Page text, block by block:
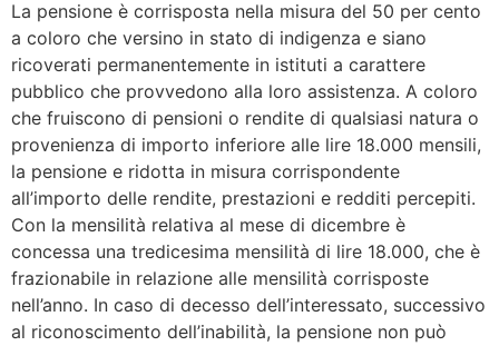
La pensione è corrisposta nella misura del 50 per cento
a coloro che versino in stato di indigenza e siano
ricoverati permanentemente in istituti a carattere
pubblico che provvedono alla loro assistenza. A coloro
che fruiscono di pensioni o rendite di qualsiasi natura o
provenienza di importo inferiore alle lire 18.000 mensili,
la pensione e ridotta in misura corrispondente
all’importo delle rendite, prestazioni e redditi percepiti.
Con la mensilità relativa al mese di dicembre è
concessa una tredicesima mensilità di lire 18.000, che è
frazionabile in relazione alle mensilità corrisposte
nell’anno. In caso di decesso dell’interessato, successivo
al riconoscimento dell’inabilità, la pensione non può